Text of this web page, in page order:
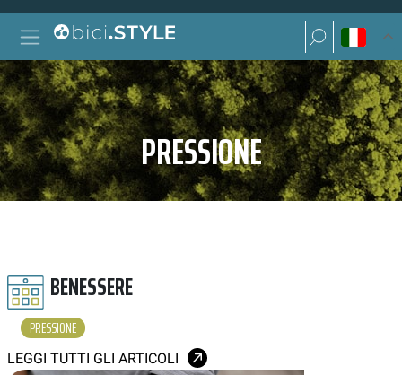
Vai al contenuto
Navigazione principale
Ricerca per:
Ricerca per:
PRESSIONE
BENESSERE
PRESSIONE
LEGGI TUTTI GLI ARTICOLI